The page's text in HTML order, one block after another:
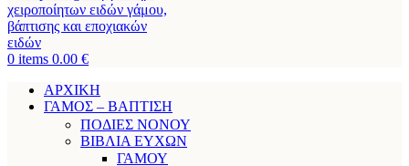
0 items 0.00 €
ΑΡΧΙΚΗ
ΓΑΜΟΣ – ΒΑΠΤΙΣΗ
ΠΟΔΙΕΣ ΝΟΝΟΥ
ΒΙΒΛΙΑ ΕΥΧΩΝ
ΓΑΜΟΥ